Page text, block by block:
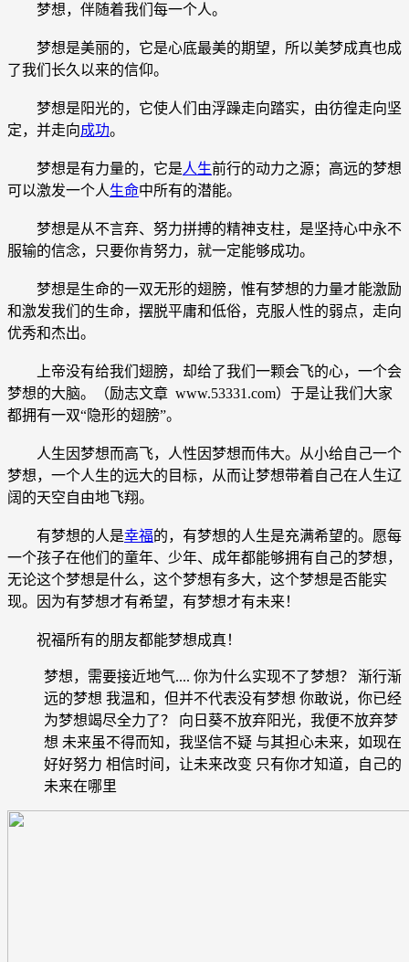
梦想，伴随着我们每一个人。
梦想是美丽的，它是心底最美的期望，所以美梦成真也成
了我们长久以来的信仰。
梦想是阳光的，它使人们由浮躁走向踏实，由彷徨走向坚
定，并走向成功。
梦想是有力量的，它是人生前行的动力之源；高远的梦想
可以激发一个人生命中所有的潜能。
梦想是从不言弃、努力拼搏的精神支柱，是坚持心中永不
服输的信念，只要你肯努力，就一定能够成功。
梦想是生命的一双无形的翅膀，惟有梦想的力量才能激励
和激发我们的生命，摆脱平庸和低俗，克服人性的弱点，走向
优秀和杰出。
上帝没有给我们翅膀，却给了我们一颗会飞的心，一个会
梦想的大脑。（励志文章 www.53331.com）于是让我们大家
都拥有一双“隐形的翅膀”。
人生因梦想而高飞，人性因梦想而伟大。从小给自己一个
梦想，一个人生的远大的目标，从而让梦想带着自己在人生辽
阔的天空自由地飞翔。
有梦想的人是幸福的，有梦想的人生是充满希望的。愿每
一个孩子在他们的童年、少年、成年都能够拥有自己的梦想，
无论这个梦想是什么，这个梦想有多大，这个梦想是否能实
现。因为有梦想才有希望，有梦想才有未来！
祝福所有的朋友都能梦想成真！
梦想，需要接近地气.... 你为什么实现不了梦想？ 渐行渐
远的梦想 我温和，但并不代表没有梦想 你敢说，你已经
为梦想竭尽全力了？ 向日葵不放弃阳光，我便不放弃梦
想 未来虽不得而知，我坚信不疑 与其担心未来，如现在
好好努力 相信时间，让未来改变 只有你才知道，自己的
未来在哪里